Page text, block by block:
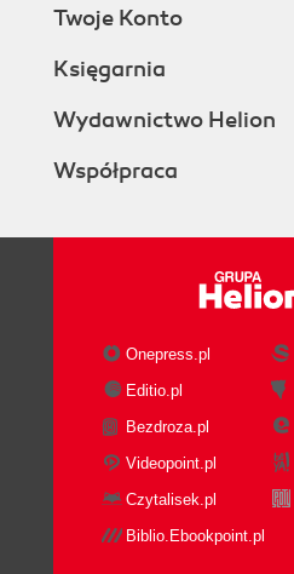
Twoje Konto
Księgarnia
Wydawnictwo Helion
Współpraca
Onepress.pl
Editio.pl
Bezdroza.pl
Videopoint.pl
Czytalisek.pl
Biblio.Ebookpoint.pl